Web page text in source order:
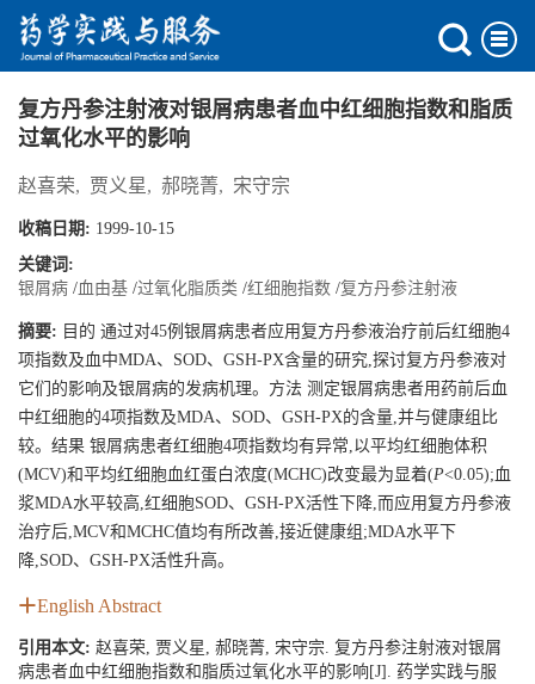
复方丹参注射液对银屑病患者血中红细胞指数和脂质
过氧化水平的影响
赵喜荣, 贾义星, 郝晓菁, 宋守宗
收稿日期: 1999-10-15
关键词:
银屑病 /血由基 /过氧化脂质类 /红细胞指数 /复方丹参注射液
摘要: 目的 通过对45例银屑病患者应用复方丹参液治疗前后红细胞4
项指数及血中MDA、SOD、GSH-PX含量的研究,探讨复方丹参液对
它们的影响及银屑病的发病机理。方法 测定银屑病患者用药前后血
中红细胞的4项指数及MDA、SOD、GSH-PX的含量,并与健康组比
较。结果 银屑病患者红细胞4项指数均有异常,以平均红细胞体积
(MCV)和平均红细胞血红蛋白浓度(MCHC)改变最为显着(P<0.05);血
浆MDA水平较高,红细胞SOD、GSH-PX活性下降,而应用复方丹参液
治疗后,MCV和MCHC值均有所改善,接近健康组;MDA水平下
降,SOD、GSH-PX活性升高。
English Abstract
引用本文: 赵喜荣, 贾义星, 郝晓菁, 宋守宗. 复方丹参注射液对银屑
病患者血中红细胞指数和脂质过氧化水平的影响[J]. 药学实践与服